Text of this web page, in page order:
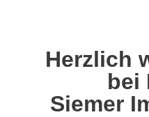
Herzlich
bei
Siemer